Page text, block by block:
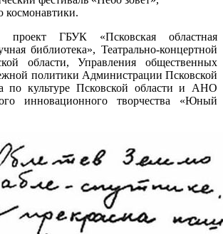
проект ГБУК «Псковская областная
библиотека», Театрально-концертной
области, Управления общественных
политики Администрации Псковской
по культуре Псковской области и АНО
инновационного творчества «Юный